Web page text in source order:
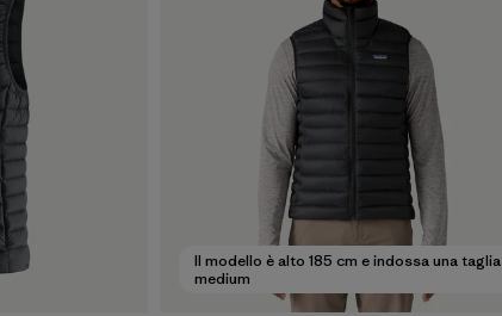
Il modello è alto 185 cm e indossa una taglia
medium